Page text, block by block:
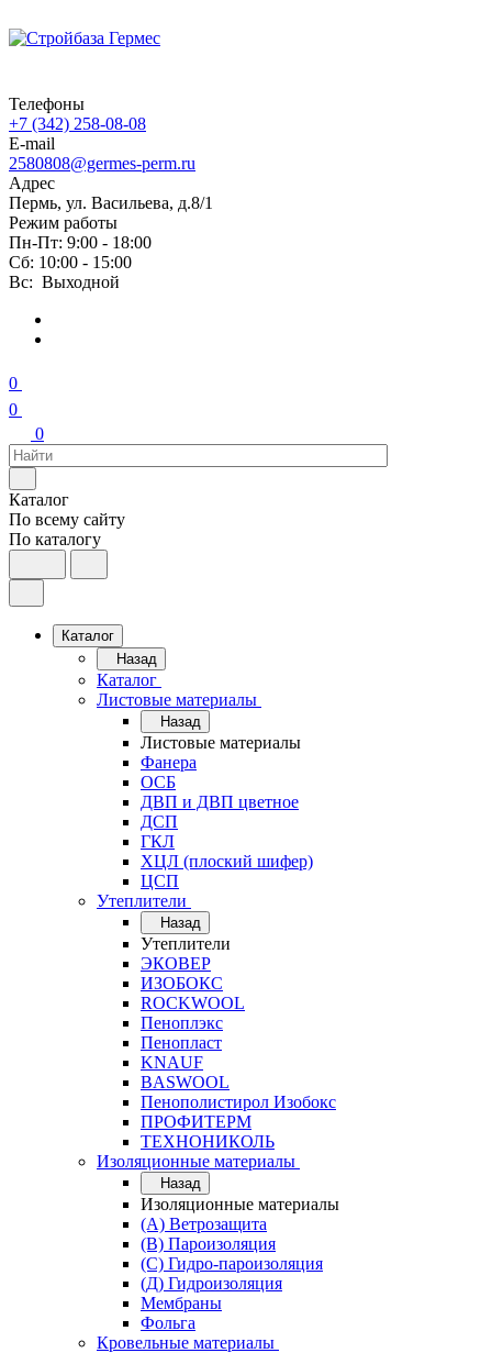
Телефоны
+7 (342) 258-08-08
E-mail
2580808@germes-perm.ru
Адрес
Пермь, ул. Васильева, д.8/1
Режим работы
Пн-Пт: 9:00 - 18:00
Сб: 10:00 - 15:00
Вс: Выходной
0
0
0
Каталог
По всему сайту
По каталогу
Каталог
Назад
Каталог
Листовые материалы
Назад
Листовые материалы
Фанера
ОСБ
ДВП и ДВП цветное
ДСП
ГКЛ
ХЦЛ (плоский шифер)
ЦСП
Утеплители
Назад
Утеплители
ЭКОВЕР
ИЗОБОКС
ROCKWOOL
Пеноплэкс
Пенопласт
KNAUF
BASWOOL
Пенополистирол Изобокс
ПРОФИТЕРМ
ТЕХНОНИКОЛЬ
Изоляционные материалы
Назад
Изоляционные материалы
(А) Ветрозащита
(В) Пароизоляция
(С) Гидро-пароизоляция
(Д) Гидроизоляция
Мембраны
Фольга
Кровельные материалы